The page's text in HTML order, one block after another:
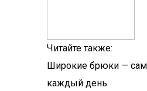
Читайте также:
Широкие брюки —
каждый день